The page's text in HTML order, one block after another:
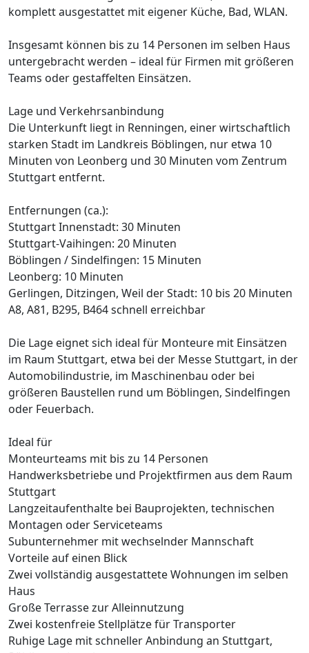
komplett ausgestattet mit eigener Küche, Bad, WLAN.
Insgesamt können bis zu 14 Personen im selben Haus
untergebracht werden – ideal für Firmen mit größeren
Teams oder gestaffelten Einsätzen.
Lage und Verkehrsanbindung
Die Unterkunft liegt in Renningen, einer wirtschaftlich
starken Stadt im Landkreis Böblingen, nur etwa 10
Minuten von Leonberg und 30 Minuten vom Zentrum
Stuttgart entfernt.
Entfernungen (ca.):
Stuttgart Innenstadt: 30 Minuten
Stuttgart-Vaihingen: 20 Minuten
Böblingen / Sindelfingen: 15 Minuten
Leonberg: 10 Minuten
Gerlingen, Ditzingen, Weil der Stadt: 10 bis 20 Minuten
A8, A81, B295, B464 schnell erreichbar
Die Lage eignet sich ideal für Monteure mit Einsätzen
im Raum Stuttgart, etwa bei der Messe Stuttgart, in der
Automobilindustrie, im Maschinenbau oder bei
größeren Baustellen rund um Böblingen, Sindelfingen
oder Feuerbach.
Ideal für
Monteurteams mit bis zu 14 Personen
Handwerksbetriebe und Projektfirmen aus dem Raum
Stuttgart
Langzeitaufenthalte bei Bauprojekten, technischen
Montagen oder Serviceteams
Subunternehmer mit wechselnder Mannschaft
Vorteile auf einen Blick
Zwei vollständig ausgestattete Wohnungen im selben
Haus
Große Terrasse zur Alleinnutzung
Zwei kostenfreie Stellplätze für Transporter
Ruhige Lage mit schneller Anbindung an Stuttgart,